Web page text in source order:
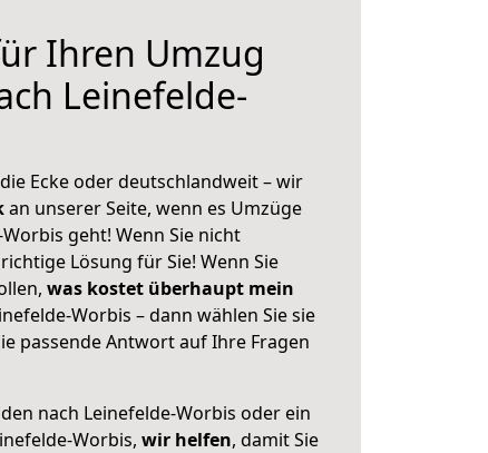
Ihren Umzug
Leinefelde-
Ecke oder deutschlandweit – wir
an unserer Seite, wenn es Umzüge
geht! Wenn Sie nicht
Lösung für Sie! Wenn Sie
was kostet überhaupt mein
Worbis – dann wählen Sie sie
passende Antwort auf Ihre Fragen
nach Leinefelde-Worbis oder ein
Worbis, wir helfen, damit Sie